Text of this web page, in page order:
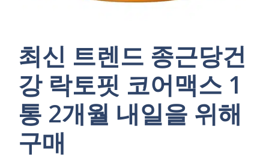
최신 트렌드 종근당건
강 락토핏 코어맥스 1
통 2개월 내일을 위해
구매